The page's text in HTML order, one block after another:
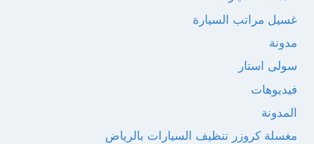
غسيل مراتب السيارة
مدونة
سولى استار
فيديوهات
المدونة
مغسلة كروزر تنظيف السيارات بالرياض